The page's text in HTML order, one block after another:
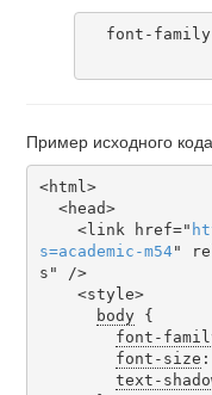
Пример исходного
<html>
    <link href="
s=academic-m54"
s" />
body {
font-
font-size
text-